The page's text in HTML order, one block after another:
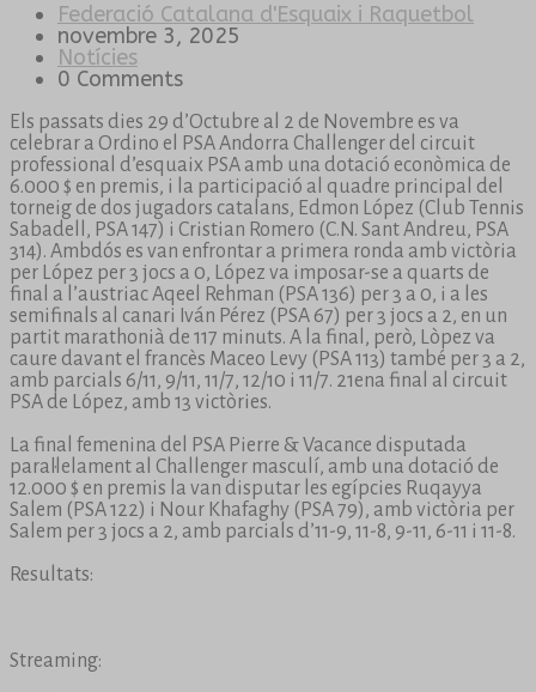
Federació Catalana d'Esquaix i Raquetbol
novembre 3, 2025
Notícies
0 Comments
Els passats dies 29 d’Octubre al 2 de Novembre es va
celebrar a Ordino el PSA Andorra Challenger del circuit
professional d’esquaix PSA amb una dotació econòmica de
6.000 $ en premis, i la participació al quadre principal del
torneig de dos jugadors catalans, Edmon López (Club Tennis
Sabadell, PSA 147) i Cristian Romero (C.N. Sant Andreu, PSA
314). Ambdós es van enfrontar a primera ronda amb victòria
per López per 3 jocs a 0, López va imposar-se a quarts de
final a l’austriac Aqeel Rehman (PSA 136) per 3 a 0, i a les
semifinals al canari Iván Pérez (PSA 67) per 3 jocs a 2, en un
partit marathonià de 117 minuts. A la final, però, Lòpez va
caure davant el francès Maceo Levy (PSA 113) també per 3 a 2,
amb parcials 6/11, 9/11, 11/7, 12/10 i 11/7. 21ena final al circuit
PSA de López, amb 13 victòries.
La final femenina del PSA Pierre & Vacance disputada
paral·lelament al Challenger masculí, amb una dotació de
12.000 $ en premis la van disputar les egípcies Ruqayya
Salem (PSA 122) i Nour Khafaghy (PSA 79), amb victòria per
Salem per 3 jocs a 2, amb parcials d’11-9, 11-8, 9-11, 6-11 i 11-8.
Resultats:
Streaming: